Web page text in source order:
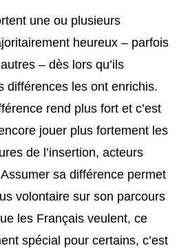
une ou plusieurs
heureux – parfois
– dès lors qu’ils
différences les ont enrichis.
rend plus fort et c’est
jouer plus fortement les
de l’insertion, acteurs
sa différence permet
volontaire sur son parcours
les Français veulent, ce
spécial pour certains, c’est